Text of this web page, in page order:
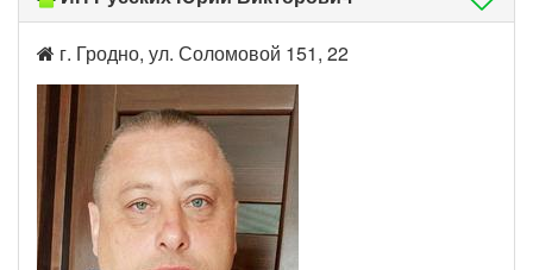
г. Гродно, ул. Соломовой 151, 22